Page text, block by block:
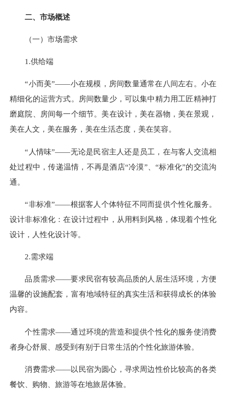
二、市场概述
（一）市场需求
1.供给端
“小而美”——小在规模，房间数量通常在八间左右。小在
精细化的运营方式。房间数量少，可以集中精力用工匠精神打
磨庭院、房间每一个细节。美在设计，美在器物，美在景观，
美在人文，美在服务，美在生活态度，美在笑容。
“人情味”——无论是民宿主人还是员工，在与客人交流相
处过程中，传递温情，不再是酒店“冷漠”、“标准化”的交流沟
通。
“非标准”——根据客人个体特征不同而提供个性化服务。
设计非标准化：在设计过程中，从用料到风格，体现着个性化
设计，人性化设计等。
2.需求端
品质需求——要求民宿有较高品质的人居生活环境，方便
温馨的设施配套，富有地域特征的真实生活和获得成长的体验
内容。
个性需求——通过环境的营造和提供个性化的服务使消费
者身心舒展、感受到有别于日常生活的个性化旅游体验。
消费需求——以民宿为圆心，寻求周边性价比较高的各类
餐饮、购物、旅游等在地旅居体验。